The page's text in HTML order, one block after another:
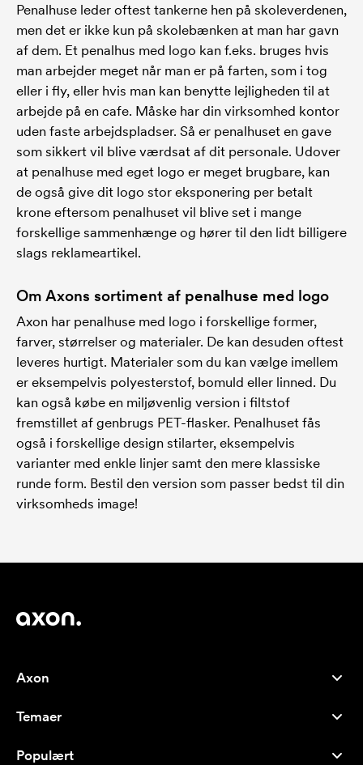
Penalhuse leder oftest tankerne hen på skoleverdenen,
men det er ikke kun på skolebænken at man har gavn
af dem. Et penalhus med logo kan f.eks. bruges hvis
man arbejder meget når man er på farten, som i tog
eller i fly, eller hvis man kan benytte lejligheden til at
arbejde på en cafe. Måske har din virksomhed kontor
uden faste arbejdspladser. Så er penalhuset en gave
som sikkert vil blive værdsat af dit personale. Udover
at penalhuse med eget logo er meget brugbare, kan
de også give dit logo stor eksponering per betalt
krone eftersom penalhuset vil blive set i mange
forskellige sammenhænge og hører til den lidt billigere
slags reklameartikel.
Om Axons sortiment af penalhuse med logo
Axon har penalhuse med logo i forskellige former,
farver, størrelser og materialer. De kan desuden oftest
leveres hurtigt. Materialer som du kan vælge imellem
er eksempelvis polyesterstof, bomuld eller linned. Du
kan også købe en miljøvenlig version i filtstof
fremstillet af genbrugs PET-flasker. Penalhuset fås
også i forskellige design stilarter, eksempelvis
varianter med enkle linjer samt den mere klassiske
runde form. Bestil den version som passer bedst til din
virksomheds image!
Axon
Om os
Careers
Temaer
Populært